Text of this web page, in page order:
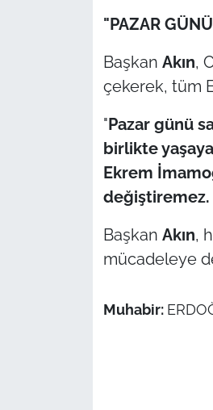
"PAZAR
Başkan Akın,
çekerek, tüm
"Pazar günü
birlikte
Ekrem
değiştiremez.
Başkan Akın,
mücadeleye
Muhabir: